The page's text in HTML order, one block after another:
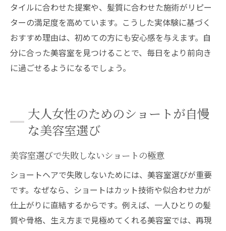
タイルに合わせた提案や、髪質に合わせた施術がリピー
ターの満足度を高めています。こうした実体験に基づく
おすすめ理由は、初めての方にも安心感を与えます。自
分に合った美容室を見つけることで、毎日をより前向き
に過ごせるようになるでしょう。
大人女性のためのショートが自慢
な美容室選び
美容室選びで失敗しないショートの極意
ショートヘアで失敗しないためには、美容室選びが重要
です。なぜなら、ショートはカット技術や似合わせ力が
仕上がりに直結するからです。例えば、一人ひとりの髪
質や骨格、生え方まで見極めてくれる美容室では、再現